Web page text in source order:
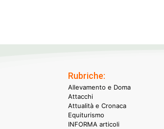
Rubriche:
Allevamento e Doma
Attacchi
Attualità e Cronaca
Equiturismo
INFORMA articoli